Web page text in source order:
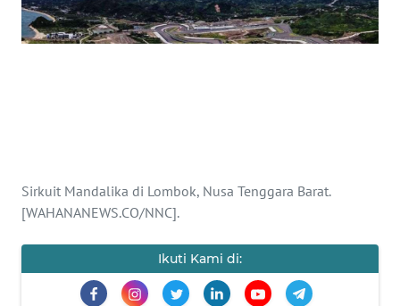
Sirkuit Mandalika di Lombok, Nusa Tenggara Barat.
[WAHANANEWS.CO/NNC].
Ikuti Kami di:
KESEHATAN
PENDIDIKAN
OLAHRAGA